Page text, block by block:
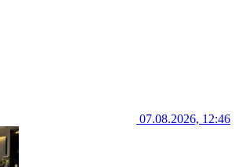
07.08.2026, 12:46